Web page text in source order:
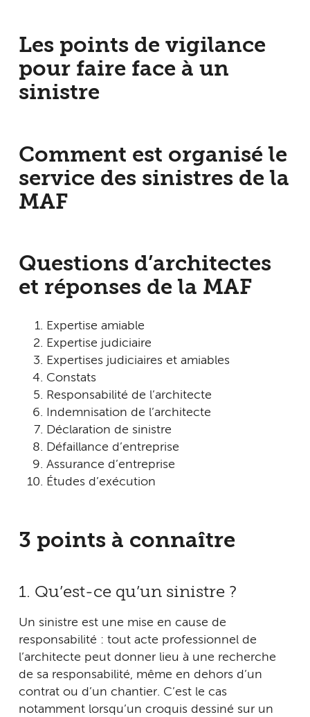
Les points de vigilance
pour faire face à un
sinistre
Comment est organisé le
service des sinistres de la
MAF
Questions d’architectes
et réponses de la MAF
Expertise amiable
Expertise judiciaire
Expertises judiciaires et amiables
Constats
Responsabilité de l’architecte
Indemnisation de l’architecte
Déclaration de sinistre
Défaillance d’entreprise
Assurance d’entreprise
Études d’exécution
3 points à connaître
1. Qu’est-ce qu’un sinistre ?
Un sinistre est une mise en cause de
responsabilité : tout acte professionnel de
l’architecte peut donner lieu à une recherche
de sa responsabilité, même en dehors d’un
contrat ou d’un chantier. C’est le cas
notamment lorsqu’un croquis dessiné sur un